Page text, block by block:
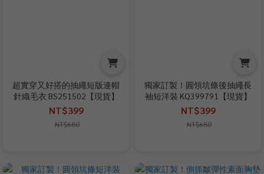
超實穿又好搭的抽繩短版連帽
針織毛衣 BS251502【現貨】
NT$399
NT$680
獨家訂製！圓領坑條後抽繩長
袖短洋裝 KQ399791【現貨】
NT$399
NT$680